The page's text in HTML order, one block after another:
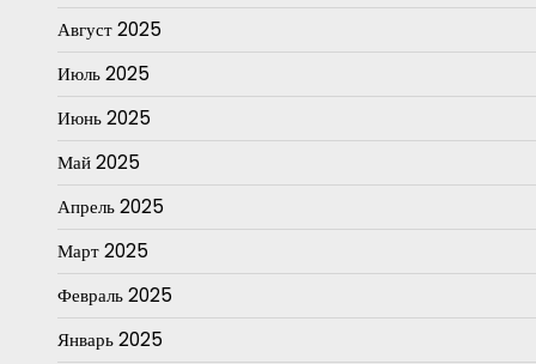
Август 2025
Июль 2025
Июнь 2025
Май 2025
Апрель 2025
Март 2025
Февраль 2025
Январь 2025